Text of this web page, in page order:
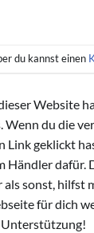
du kannst einen
Website
Wenn du die
Link geklickt
Händler dafür.
sonst, hilfst
für dich